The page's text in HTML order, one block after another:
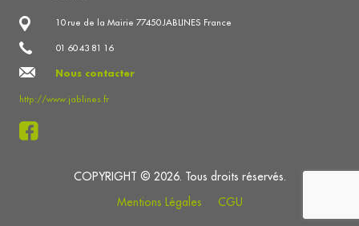
10 rue de la Mairie 77450 JABLINES France
01 60 43 81 16
Nous contacter
http://www.jablines.fr
COPYRIGHT © 2026. Tous droits réservés.
Mentions Légales
CGU